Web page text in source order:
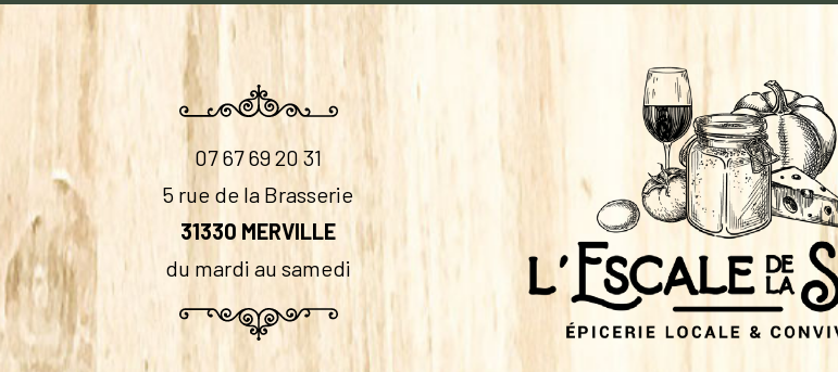
07 67 69 20 31
5 rue de la Brasserie
31330 MERVILLE
du mardi au samedi